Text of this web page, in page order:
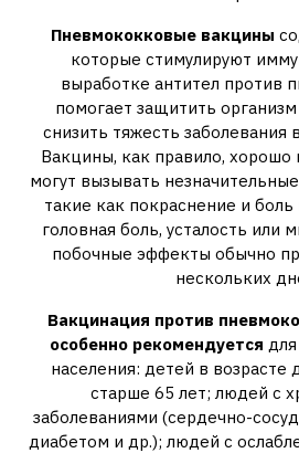
Пневмококковые вакцины
которые стимулируют
выработке антител против
помогает защитить
снизить тяжесть заболевания
Вакцины, как правило, хорошо
могут вызывать
такие как покраснение и
головная боль, усталость или
побочные эффекты обычно
нескольких
Вакцинация против
особенно рекомендуется
населения: детей в возрасте
старше 65 лет; людей с
заболеваниями (сердечно-
диабетом и др.); людей с